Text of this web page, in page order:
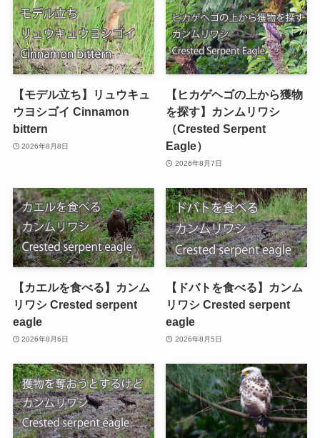
【モデル立ち】リュウキュ
ウヨシゴイ Cinnamon
bittern
2026年8月8日
【ヒカゲヘゴの上から獲物
を探す】カンムリワシ
（Crested Serpent
Eagle）
2026年8月7日
【カエルを食べる】カンム
リワシ Crested serpent
eagle
2026年8月6日
【ドバトを食べる】カンム
リワシ Crested serpent
eagle
2026年8月5日